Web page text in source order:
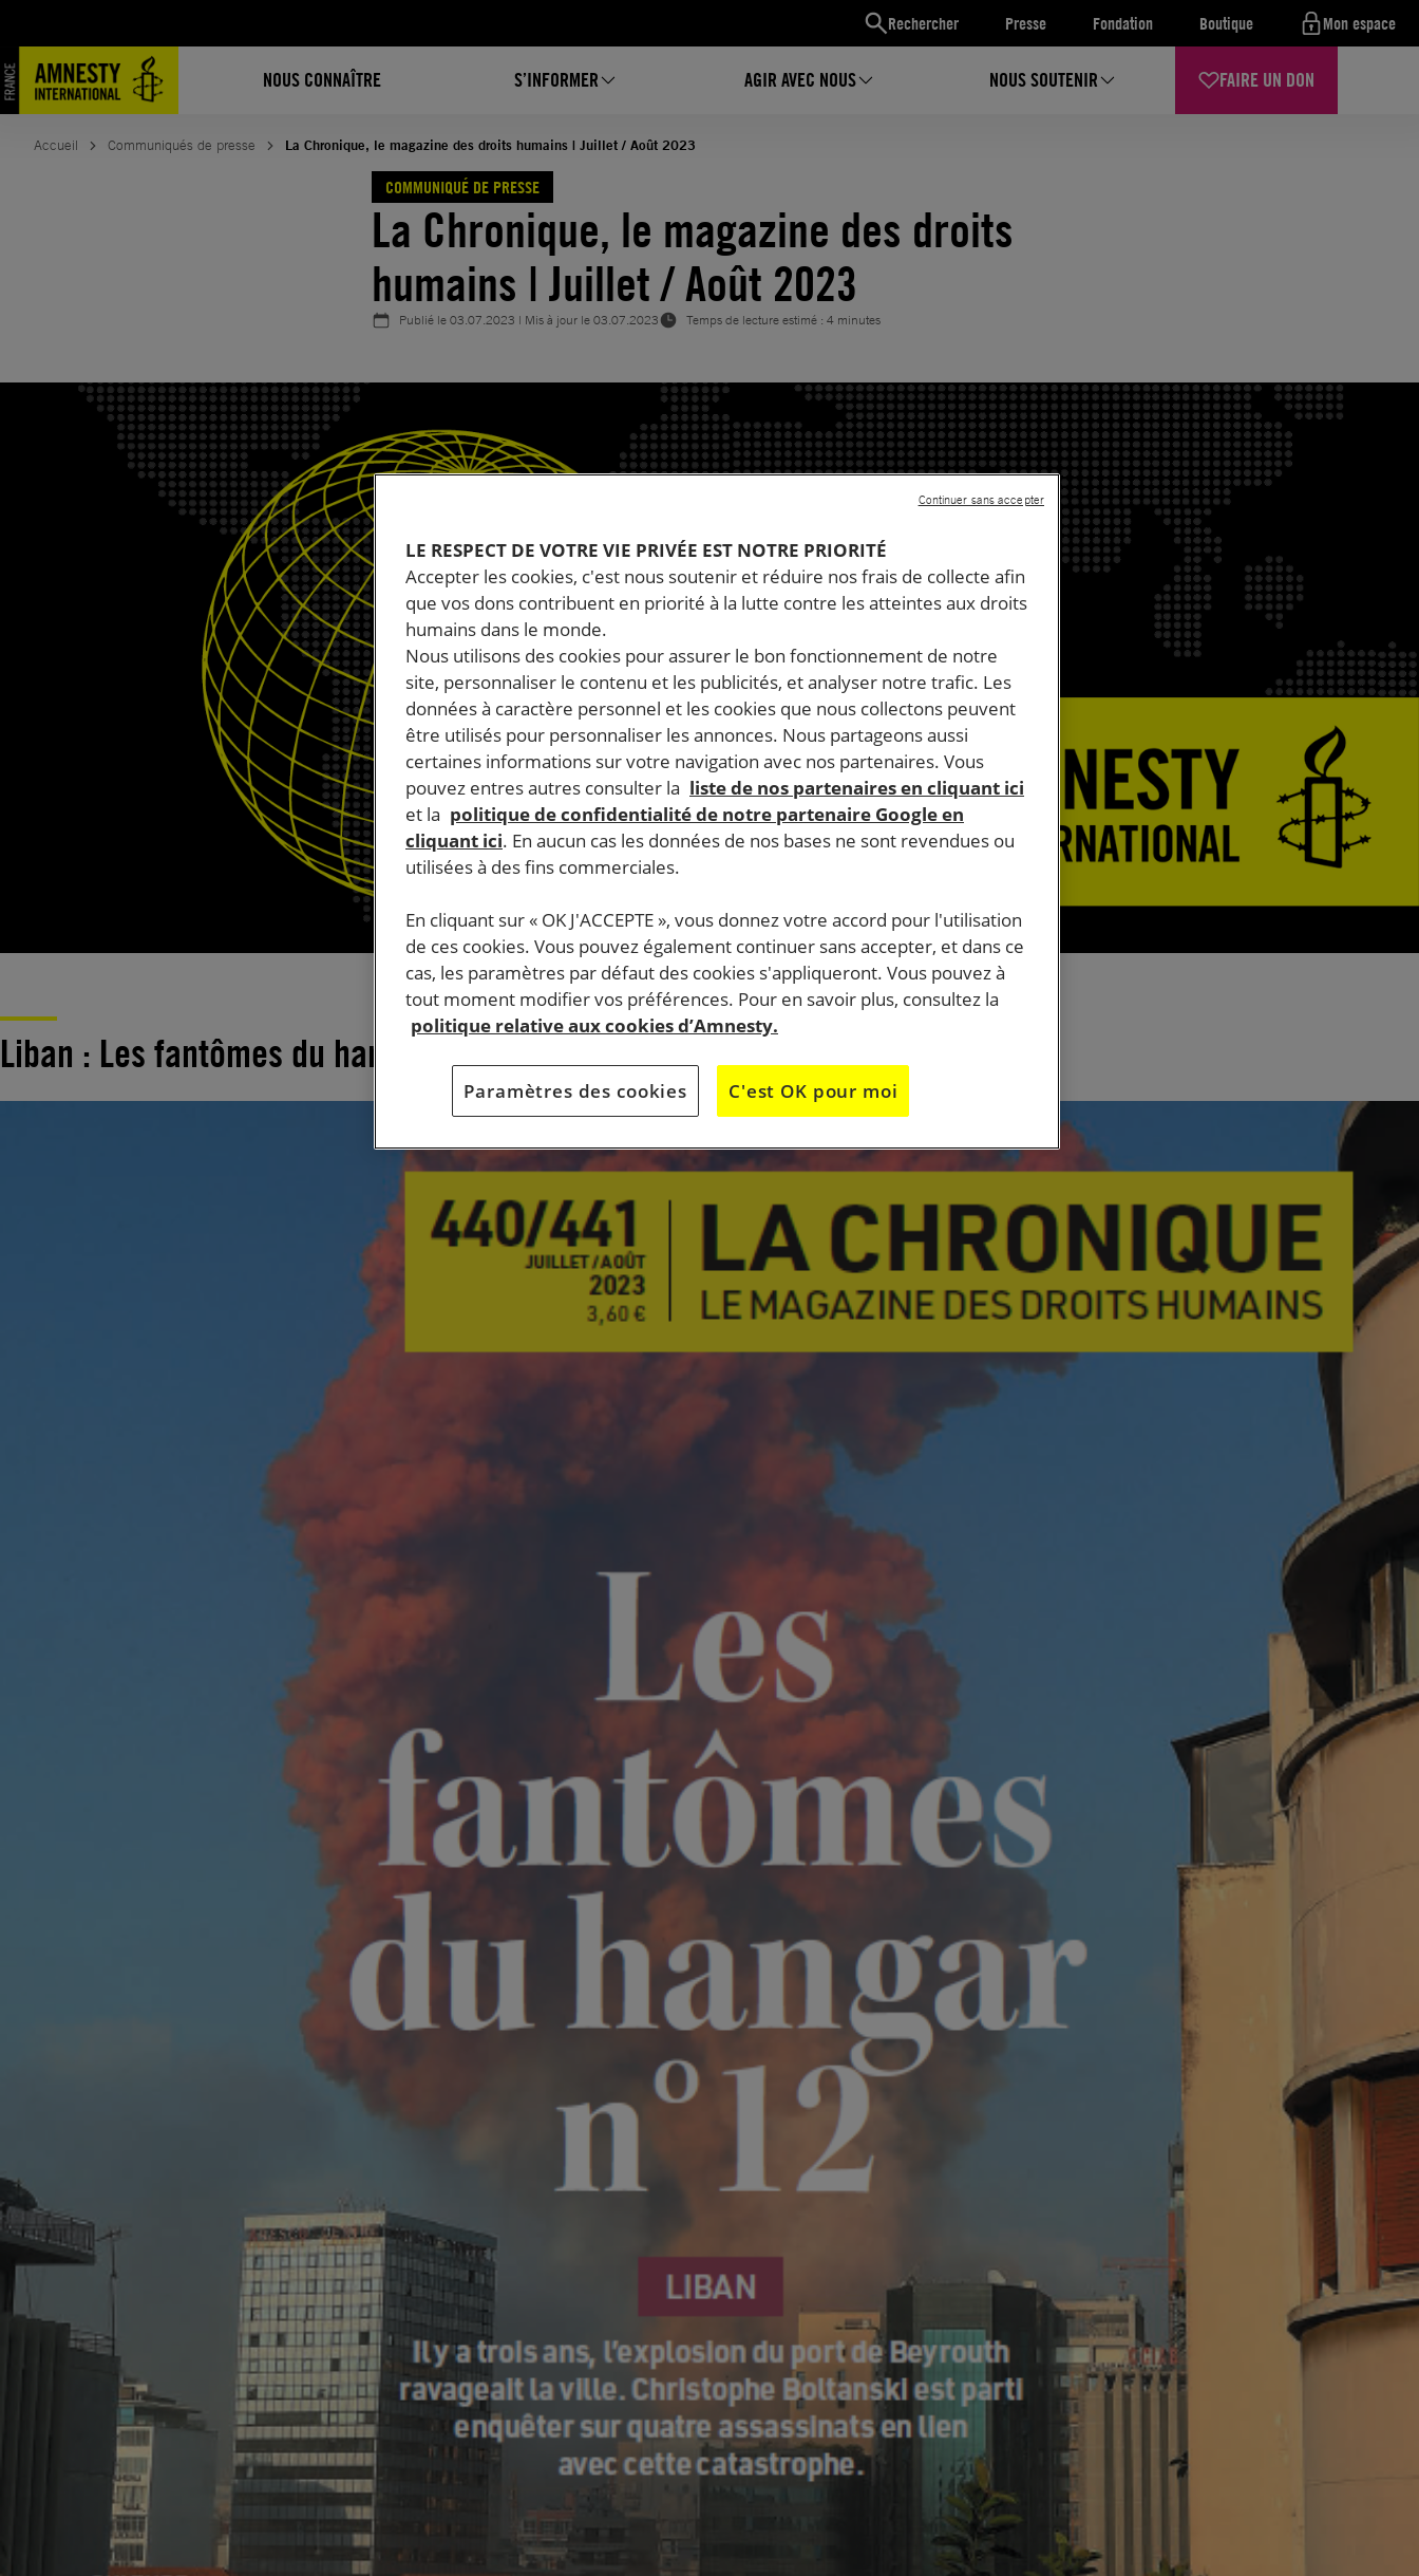
Rechercher Presse Fondation Boutique Mon espace
NOUS CONNAÎTRE S’INFORMER AGIR AVEC NOUS NOUS SOUTENIR FAIRE UN DON
contenu
Accueil Communiqués de presse La Chronique, le magazine des droits humains | Juillet / Août 2023
COMMUNIQUÉ DE PRESSE
La Chronique, le magazine des droits
humains | Juillet / Août 2023
Publié le03.07.2023 | Mis à jour le03.07.2023 Temps de lecture estimé : 4 minutes
Liban : Les fantômes du hangar n°12
LE RESPECT DE VOTRE VIE PRIVÉE EST NOTRE PRIORITÉ
Accepter les cookies, c'est nous soutenir et réduire nos frais de collecte afin
que vos dons contribuent en priorité à la lutte contre les atteintes aux droits
humains dans le monde.
Nous utilisons des cookies pour assurer le bon fonctionnement de notre
site, personnaliser le contenu et les publicités, et analyser notre trafic. Les
données à caractère personnel et les cookies que nous collectons peuvent
être utilisés pour personnaliser les annonces. Nous partageons aussi
certaines informations sur votre navigation avec nos partenaires. Vous
pouvez entres autres consulter la liste de nos partenaires en cliquant ici
et la politique de confidentialité de notre partenaire Google en
cliquant ici. En aucun cas les données de nos bases ne sont revendues ou
utilisées à des fins commerciales.
En cliquant sur « OK J'ACCEPTE », vous donnez votre accord pour l'utilisation
de ces cookies. Vous pouvez également continuer sans accepter, et dans ce
cas, les paramètres par défaut des cookies s'appliqueront. Vous pouvez à
tout moment modifier vos préférences. Pour en savoir plus, consultez la
politique relative aux cookies d’Amnesty.
Paramètres des cookies C'est OK pour moi
Continuer sans accepter